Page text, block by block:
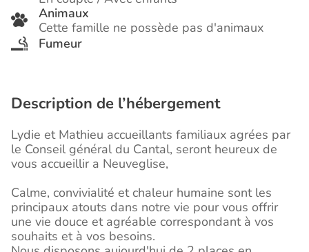
Animaux
Cette famille ne possède pas d'animaux
Fumeur
Description de l’hébergement
Lydie et Mathieu accueillants familiaux agrées par
le Conseil général du Cantal, seront heureux de
vous accueillir a Neuveglise,
Calme, convivialité et chaleur humaine sont les
principaux atouts dans notre vie pour vous offrir
une vie douce et agréable correspondant à vos
souhaits et à vos besoins.